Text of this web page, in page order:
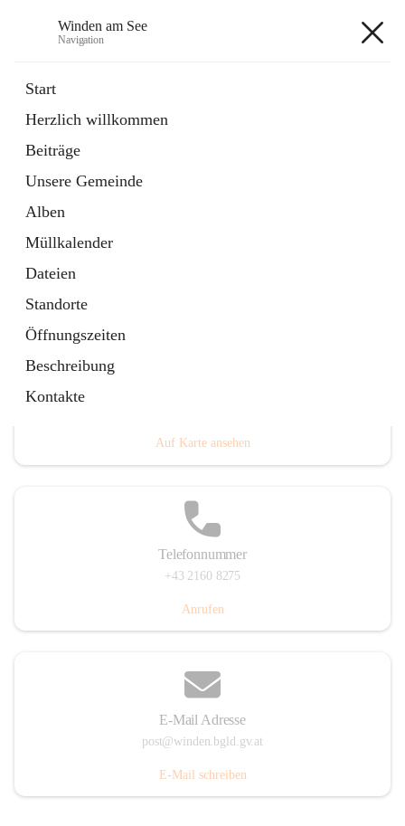
Winden am See
Navigation
Start
Herzlich willkommen
Beiträge
Unsere Gemeinde
Alben
Müllkalender
Dateien
Standorte
Öffnungszeiten
Beschreibung
Kontakte
Externe Webseite
in
Tab
Bebauungsplan
öffnet
in
neuem
Tab
Auf Karte ansehen
Telefonnummer
+43 2160 8275
Anrufen
E-Mail Adresse
post@winden.bgld.gv.at
E-Mail schreiben